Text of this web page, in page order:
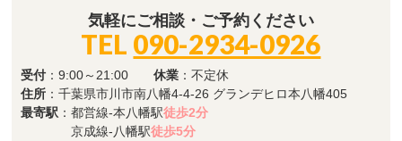
気軽にご相談・ご予約ください
TEL 090-2934-0926
受付 ：9:00～21:00休業 ：不定休
住所 ：千葉県市川市南八幡4-4-26 グランデヒロ本八幡405
最寄駅 ：都営線-本八幡駅徒歩2分
京成線-八幡駅徒歩5分